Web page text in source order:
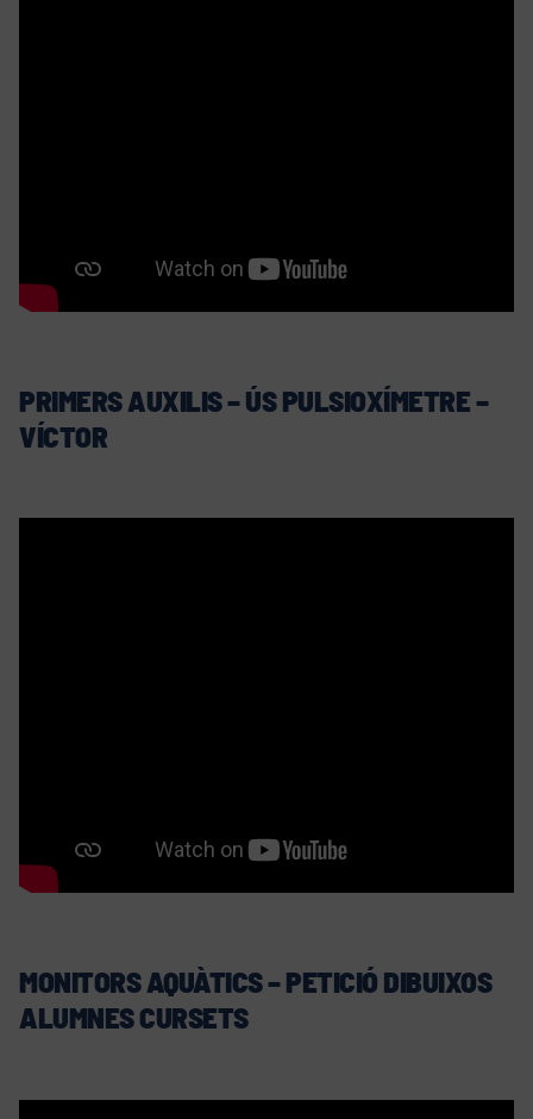
PRIMERS AUXILIS – ÚS PULSIOXÍMETRE –
VÍCTOR
MONITORS AQUÀTICS – PETICIÓ DIBUIXOS
ALUMNES CURSETS